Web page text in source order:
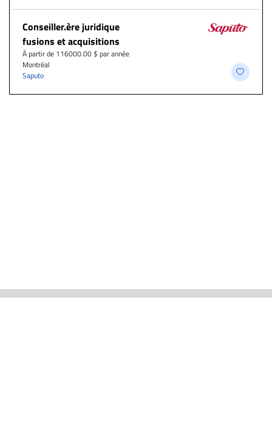
Conseiller.ère juridique
fusions et acquisitions
À partir de 116000.00 $ par année
Montréal
Saputo